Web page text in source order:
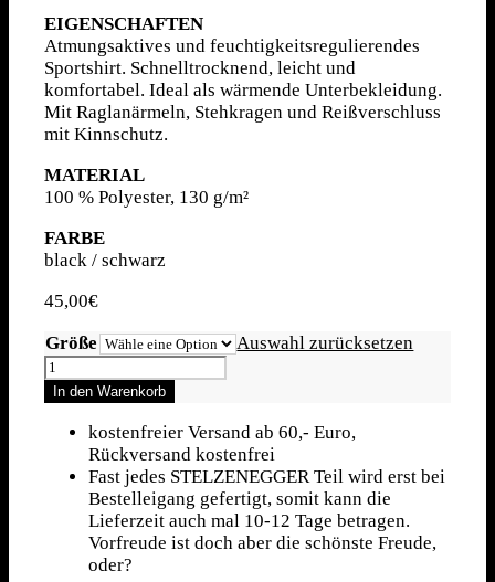
Link zu Facebook
Link zu Instagram
EIGENSCHAFTEN
Atmungsaktives und feuchtigkeitsregulierendes
Sportshirt. Schnelltrocknend, leicht und
komfortabel. Ideal als wärmende Unterbekleidung.
Mit Raglanärmeln, Stehkragen und Reißverschluss
mit Kinnschutz.
MATERIAL
100 % Polyester, 130 g/m²
FARBE
black / schwarz
45,00€
Größe
Auswahl zurücksetzen
Performance-
Langarmshirt
„Typo-
Line“
schwarz
Menge
In den Warenkorb
kostenfreier Versand ab 60,- Euro,
Rückversand kostenfrei
Fast jedes STELZENEGGER Teil wird erst bei
Bestelleigang gefertigt, somit kann die
Lieferzeit auch mal 10-12 Tage betragen.
Vorfreude ist doch aber die schönste Freude,
oder?